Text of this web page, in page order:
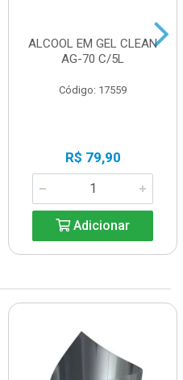
ALCOOL EM GEL CLEAN
AG-70 C/5L
Código: 17559
R$ 79,90
Adicionar